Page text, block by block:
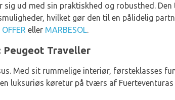
sig ud med sin praktiskhed og robusthed.
hvilket gør den til en pålidelig
OFFER eller MARBESOL.
Peugeot Traveller
Med sit rummelige interiør, førsteklasses
luksuriøs køretur på tværs af Fuerteventuras